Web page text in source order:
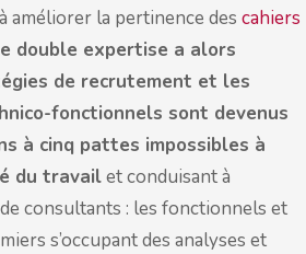
améliorer la pertinence des cahiers
double expertise a alors
de recrutement et les
fonctionnels sont devenus
à cinq pattes impossibles à
du travailet conduisant à
consultants : les fonctionnels et
s’occupant des analyses et